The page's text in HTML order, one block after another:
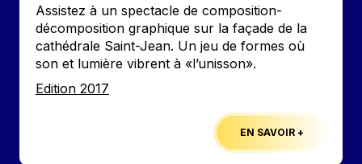
Accroche
Assistez à un spectacle de composition-
décomposition graphique sur la façade de la
cathédrale Saint-Jean. Un jeu de formes où
son et lumière vibrent à «l’unisson».
Edition
Edition 2017
EN SAVOIR +